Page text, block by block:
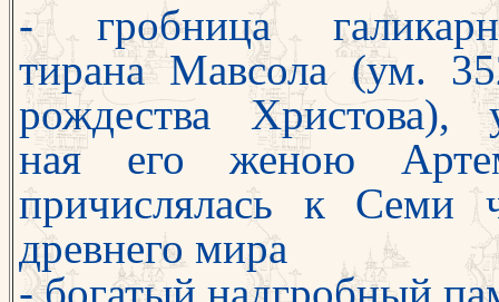
- гробница
тирана Мавсола (ум.
рождества Христова),
ная его женою
причислялась к Семи
древнего мира